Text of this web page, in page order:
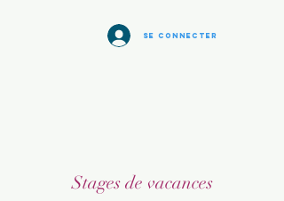
Se connecter
Stages de vacances